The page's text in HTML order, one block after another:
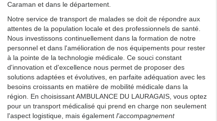
Caraman et dans le département.
Notre service de transport de malades se doit de répondre aux
attentes de la population locale et des professionnels de santé.
Nous investissons continuellement dans la formation de notre
personnel et dans l'amélioration de nos équipements pour rester
à la pointe de la technologie médicale. Ce souci constant
d'innovation et d'excellence nous permet de proposer des
solutions adaptées et évolutives, en parfaite adéquation avec les
besoins croissants en matière de mobilité médicale dans la
région. En choisissant AMBULANCE DU LAURAGAIS, vous optez
pour un transport médicalisé qui prend en charge non seulement
l'aspect logistique, mais également l'accompagnement